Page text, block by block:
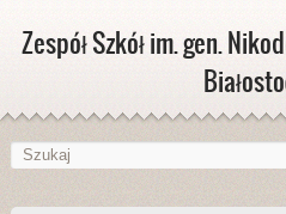
Zespół Szkół im. gen.